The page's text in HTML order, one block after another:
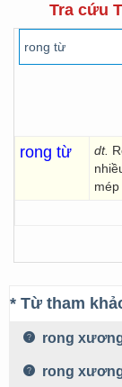
Tra cứu
rong từ dt.
mép
* Từ tham
rong
rong